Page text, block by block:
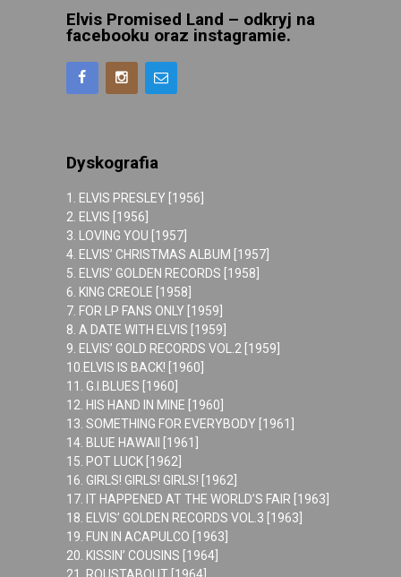
Elvis Promised Land – odkryj na
facebooku oraz instagramie.
Dyskografia
1. ELVIS PRESLEY [1956]
2. ELVIS [1956]
3. LOVING YOU [1957]
4. ELVIS’ CHRISTMAS ALBUM [1957]
5. ELVIS’ GOLDEN RECORDS [1958]
6. KING CREOLE [1958]
7. FOR LP FANS ONLY [1959]
8. A DATE WITH ELVIS [1959]
9. ELVIS’ GOLD RECORDS VOL.2 [1959]
10.ELVIS IS BACK! [1960]
11. G.I.BLUES [1960]
12. HIS HAND IN MINE [1960]
13. SOMETHING FOR EVERYBODY [1961]
14. BLUE HAWAII [1961]
15. POT LUCK [1962]
16. GIRLS! GIRLS! GIRLS! [1962]
17. IT HAPPENED AT THE WORLD’S FAIR [1963]
18. ELVIS’ GOLDEN RECORDS VOL.3 [1963]
19. FUN IN ACAPULCO [1963]
20. KISSIN’ COUSINS [1964]
21. ROUSTABOUT [1964]